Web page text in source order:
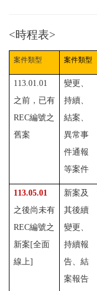
<時程表>
案件類型 案件類型
113.01.01
之前，已有
REC編號之
舊案
變更、
持續、
結案、
異常事
件通報
等案件
113.05.01
之後尚未有
REC編號之
新案 [全面
線上]
新案及
其後續
變更、
持續報
告、結
案報告